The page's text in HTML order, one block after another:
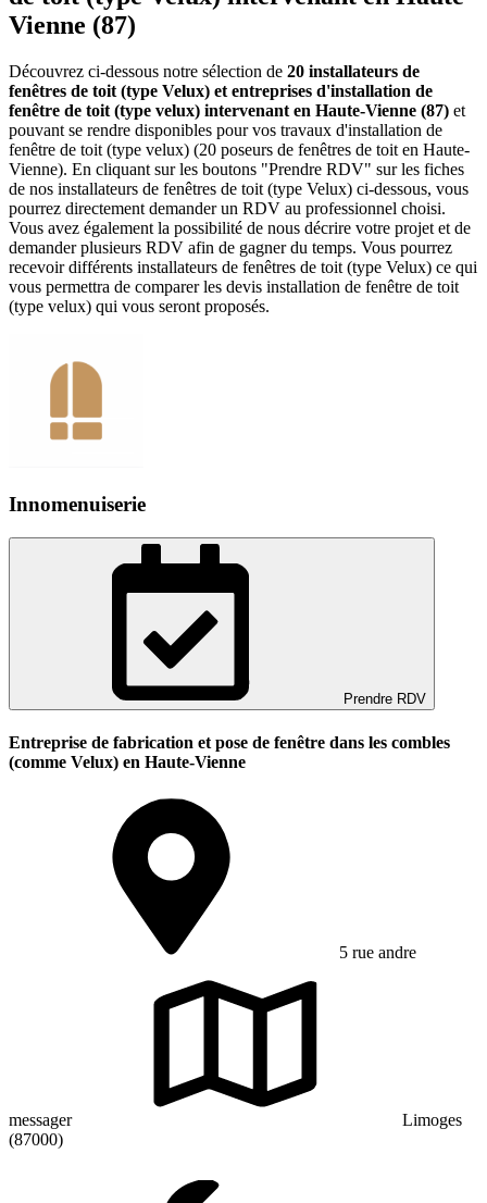
Vienne (87)
Découvrez ci-dessous notre sélection de 20 installateurs de
fenêtres de toit (type Velux) et entreprises d'installation de
fenêtre de toit (type velux) intervenant en Haute-Vienne (87) et
pouvant se rendre disponibles pour vos travaux d'installation de
fenêtre de toit (type velux) (20 poseurs de fenêtres de toit en Haute-
Vienne). En cliquant sur les boutons "Prendre RDV" sur les fiches
de nos installateurs de fenêtres de toit (type Velux) ci-dessous, vous
pourrez directement demander un RDV au professionnel choisi.
Vous avez également la possibilité de nous décrire votre projet et de
demander plusieurs RDV afin de gagner du temps. Vous pourrez
recevoir différents installateurs de fenêtres de toit (type Velux) ce qui
vous permettra de comparer les devis installation de fenêtre de toit
(type velux) qui vous seront proposés.
Innomenuiserie
Prendre RDV
Entreprise de fabrication et pose de fenêtre dans les combles
(comme Velux) en Haute-Vienne
5 rue andre
messager
Limoges
(87000)